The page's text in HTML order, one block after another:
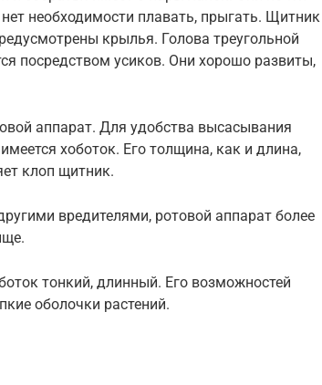
необходимости плавать, прыгать. Щитник
крылья. Голова треугольной
посредством усиков. Они хорошо развиты,
аппарат. Для удобства высасывания
хоботок. Его толщина, как и длина,
клоп щитник.
вредителями, ротовой аппарат более
тонкий, длинный. Его возможностей
оболочки растений.